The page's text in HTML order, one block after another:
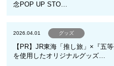
念POP UP STO…
2026.04.01 グッズ
【PR】JR東海「推し旅」×『五
を使用したオリジナルグッズ…